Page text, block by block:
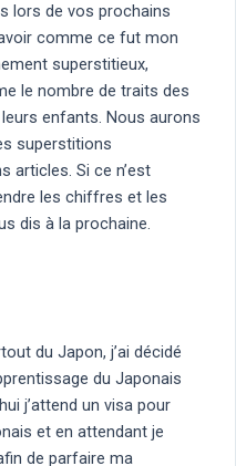
lors de vos prochains
comme ce fut mon
superstitieux,
le nombre de traits des
enfants. Nous aurons
superstitions
articles. Si ce n’est
les chiffres et les
dis à la prochaine.
du Japon, j’ai décidé
du Japonais
j’attend un visa pour
et en attendant je
de parfaire ma